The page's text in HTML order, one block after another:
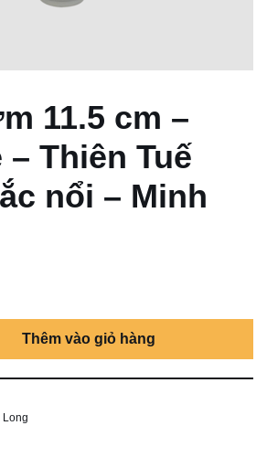
11.5 cm –
Thiên Tuế
nổi – Minh
Thêm vào giỏ hàng
Long